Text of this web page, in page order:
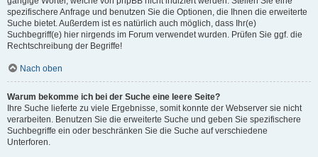
spezifischere Anfrage und benutzen Sie die Optionen, die Ihnen die erweiterte
Suche bietet. Außerdem ist es natürlich auch möglich, dass Ihr(e)
Suchbegriff(e) hier nirgends im Forum verwendet wurden. Prüfen Sie ggf. die
Rechtschreibung der Begriffe!
Nach oben
Warum bekomme ich bei der Suche eine leere Seite?
Ihre Suche lieferte zu viele Ergebnisse, somit konnte der Webserver sie nicht
verarbeiten. Benutzen Sie die erweiterte Suche und geben Sie spezifischere
Suchbegriffe ein oder beschränken Sie die Suche auf verschiedene
Unterforen.